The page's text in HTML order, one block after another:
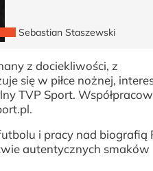
Sebastian Staszewski
z dociekliwości, z
się w piłce nożnej,
TVP Sport.
i pracy nad biografią
autentycznych smaków